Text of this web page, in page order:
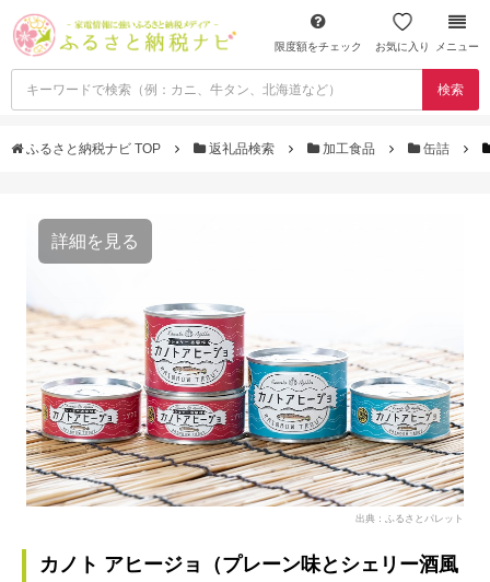
限度額をチェック お気に入り メニュー
検索
ふるさと納税ナビ TOP 返礼品検索 加工食品 缶詰
詳細を見る
出典：ふるさとパレット
カノト アヒージョ（プレーン味とシェリー酒風